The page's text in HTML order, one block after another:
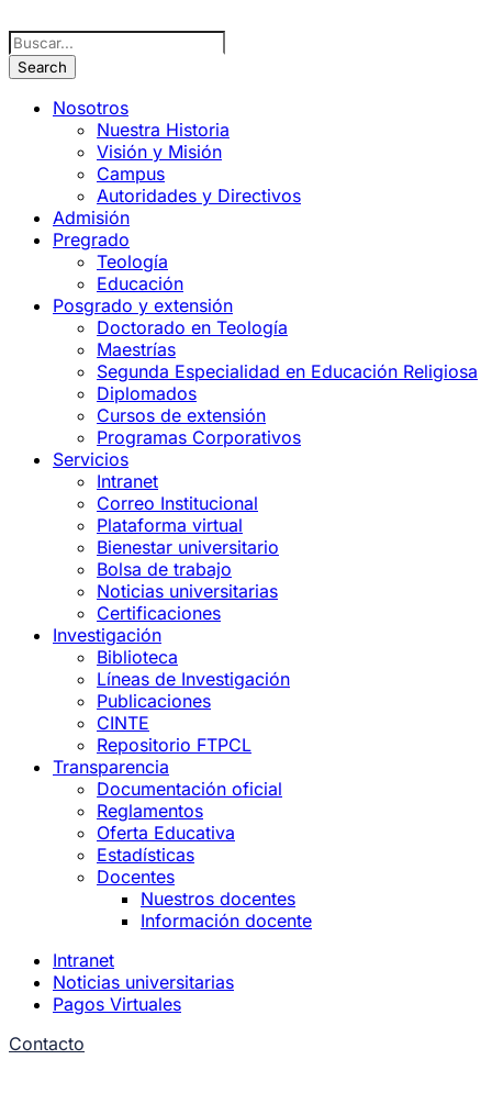
Nosotros
Nuestra Historia
Visión y Misión
Campus
Autoridades y Directivos
Admisión
Pregrado
Teología
Educación
Posgrado y extensión
Doctorado en Teología
Maestrías
Segunda Especialidad en Educación Religiosa
Diplomados
Cursos de extensión
Programas Corporativos
Servicios
Intranet
Correo Institucional
Plataforma virtual
Bienestar universitario
Bolsa de trabajo
Noticias universitarias
Certificaciones
Investigación
Biblioteca
Líneas de Investigación
Publicaciones
CINTE
Repositorio FTPCL
Transparencia
Documentación oficial
Reglamentos
Oferta Educativa
Estadísticas
Docentes
Nuestros docentes
Información docente
Intranet
Noticias universitarias
Pagos Virtuales
Contacto